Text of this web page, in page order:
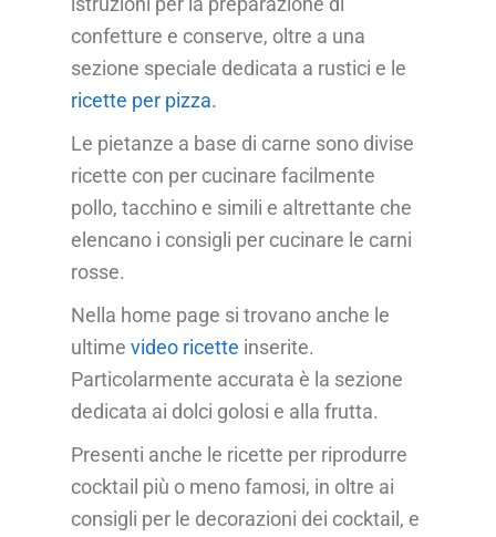
confetture e conserve, oltre a una
sezione speciale dedicata a rustici e le
ricette per pizza.
Le pietanze a base di carne sono divise
ricette con per cucinare facilmente
pollo, tacchino e simili e altrettante che
elencano i consigli per cucinare le carni
rosse.
Nella home page si trovano anche le
ultime video ricette inserite.
Particolarmente accurata è la sezione
dedicata ai dolci golosi e alla frutta.
Presenti anche le ricette per riprodurre
cocktail più o meno famosi, in oltre ai
consigli per le decorazioni dei cocktail, e